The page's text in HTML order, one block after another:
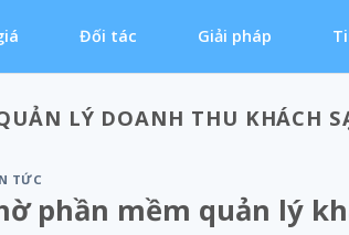
Đối tác Giải pháp
LÝ DOANH THU KHÁCH
TỨC
phần mềm quản lý